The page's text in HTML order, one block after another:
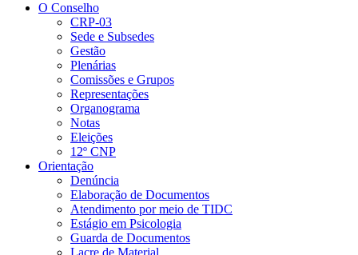
O Conselho
CRP-03
Sede e Subsedes
Gestão
Plenárias
Comissões e Grupos
Representações
Organograma
Notas
Eleições
12º CNP
Orientação
Denúncia
Elaboração de Documentos
Atendimento por meio de TIDC
Estágio em Psicologia
Guarda de Documentos